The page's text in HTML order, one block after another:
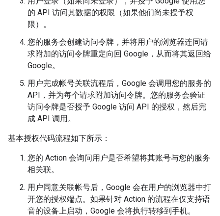
的 API 访问其数据的权限（如果他们尚未授予权
限）。
您的服务会创建访问令牌，并将用户的浏览器连同请
求附加的访问令牌重定向回 Google，从而将其返回给
Google。
用户完成帐号关联流程后，Google 会调用您的服务的
API，并为每个请求附加访问令牌。您的服务会验证
访问令牌是否授予 Google 访问 API 的授权，然后完
成 API 调用。
基本授权代码流程如下所示：
您的 Action 会询问用户是否希望将其账号与您的服务
相关联。
用户同意关联帐号后，Google 会在用户的浏览器中打
开您的授权端点。如果针对 Action 的流程在仅支持语
音的设备上启动，Google 会将执行转移到手机。